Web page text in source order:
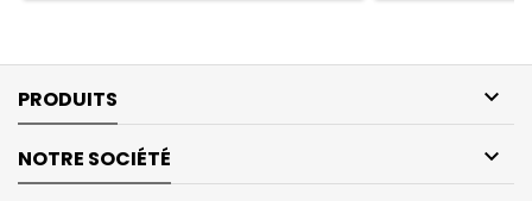
PRODUITS 
NOTRE SOCIÉTÉ 